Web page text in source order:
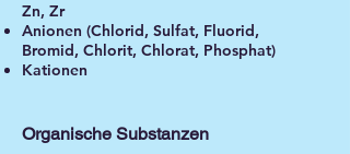
Zn, Zr
Anionen (Chlorid, Sulfat, Fluorid,
Bromid, Chlorit, Chlorat, Phosphat)
Kationen
Organische Substanzen